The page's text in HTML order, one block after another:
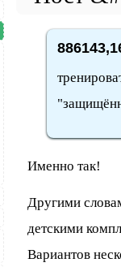
Именно так!
Другими
детскими
Вариантов